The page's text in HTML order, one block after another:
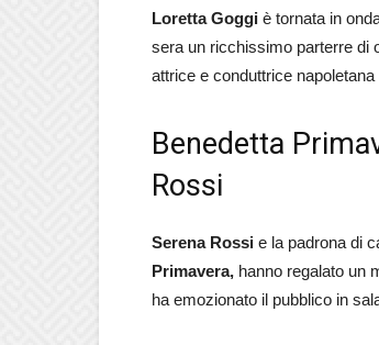
Loretta Goggi è tornata in
sera un ricchissimo parterre di
attrice e conduttrice napoletana
Benedetta
Rossi
Serena Rossi e la padrona di
Primavera, hanno regalato un
ha emozionato il pubblico in